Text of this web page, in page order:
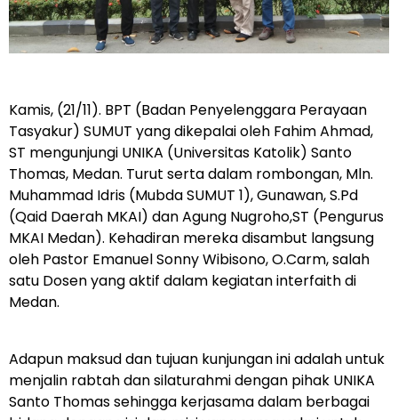
Kamis, (21/11). BPT (Badan Penyelenggara Perayaan
Tasyakur) SUMUT yang dikepalai oleh Fahim Ahmad,
ST mengunjungi UNIKA (Universitas Katolik) Santo
Thomas, Medan. Turut serta dalam rombongan, Mln.
Muhammad Idris (Mubda SUMUT 1), Gunawan, S.Pd
(Qaid Daerah MKAI) dan Agung Nugroho,ST (Pengurus
MKAI Medan). Kehadiran mereka disambut langsung
oleh Pastor Emanuel Sonny Wibisono, O.Carm, salah
satu Dosen yang aktif dalam kegiatan interfaith di
Medan.
Adapun maksud dan tujuan kunjungan ini adalah untuk
menjalin rabtah dan silaturahmi dengan pihak UNIKA
Santo Thomas sehingga kerjasama dalam berbagai